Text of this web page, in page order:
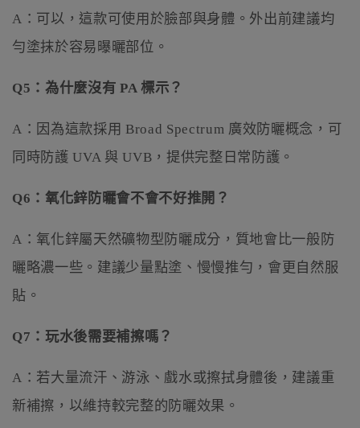
A：可以，這款可使用於臉部與身體。外出前建議均
勻塗抹於容易曝曬部位。
Q5：為什麼沒有 PA 標示？
A：因為這款採用 Broad Spectrum 廣效防曬概念，可
同時防護 UVA 與 UVB，提供完整日常防護。
Q6：氧化鋅防曬會不會不好推開？
A：氧化鋅屬天然礦物型防曬成分，質地會比一般防
曬略濃一些。建議少量點塗、慢慢推勻，會更自然服
貼。
Q7：玩水後需要補擦嗎？
A：若大量流汗、游泳、戲水或擦拭身體後，建議重
新補擦，以維持較完整的防曬效果。